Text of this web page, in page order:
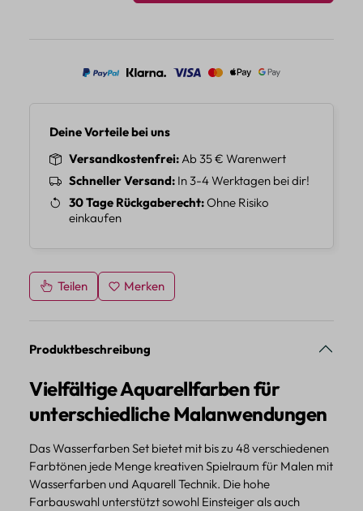
Deine Vorteile bei uns
Versandkostenfrei Ab 35 € Warenwert
Schneller Versand In 3-4 Werktagen bei dir!
30 Tage Rückgaberecht Ohne Risiko
einkaufen
Teilen Merken
Produktbeschreibung
Vielfältige Aquarellfarben für
unterschiedliche Malanwendungen
Das Wasserfarben Set bietet mit bis zu 48 verschiedenen
Farbtönen jede Menge kreativen Spielraum für Malen mit
Wasserfarben und Aquarell Technik. Die hohe
Farbauswahl unterstützt sowohl Einsteiger als auch